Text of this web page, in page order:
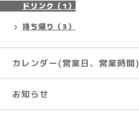
ドリンク（1）
持ち帰り（3）
カレンダー(営業日、営業時間)
お知らせ